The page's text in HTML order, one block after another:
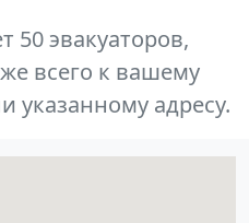
50 эвакуаторов,
всего к вашему
указанному адресу.